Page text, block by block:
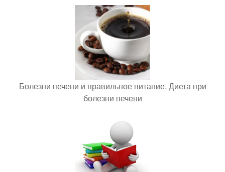
Болезни печени и правильное питание. Диета при
болезни печени